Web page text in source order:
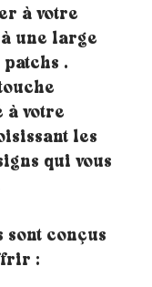
à votre
une large
.
à votre
les
qui vous
sont conçus
: